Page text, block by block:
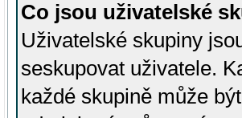
Co jsou uživatelské
Uživatelské skupiny
seskupovat uživatele.
každé skupině může